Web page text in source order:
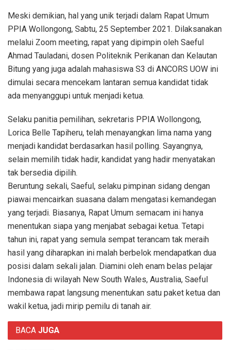
Meski demikian, hal yang unik terjadi dalam Rapat Umum
PPIA Wollongong, Sabtu, 25 September 2021. Dilaksanakan
melalui Zoom meeting, rapat yang dipimpin oleh Saeful
Ahmad Tauladani, dosen Politeknik Perikanan dan Kelautan
Bitung yang juga adalah mahasiswa S3 di ANCORS UOW ini
dimulai secara mencekam lantaran semua kandidat tidak
ada menyanggupi untuk menjadi ketua.
Selaku panitia pemilihan, sekretaris PPIA Wollongong,
Lorica Belle Tapiheru, telah menayangkan lima nama yang
menjadi kandidat berdasarkan hasil polling. Sayangnya,
selain memilih tidak hadir, kandidat yang hadir menyatakan
tak bersedia dipilih.
Beruntung sekali, Saeful, selaku pimpinan sidang dengan
piawai mencairkan suasana dalam mengatasi kemandegan
yang terjadi. Biasanya, Rapat Umum semacam ini hanya
menentukan siapa yang menjabat sebagai ketua. Tetapi
tahun ini, rapat yang semula sempat terancam tak meraih
hasil yang diharapkan ini malah berbelok mendapatkan dua
posisi dalam sekali jalan. Diamini oleh enam belas pelajar
Indonesia di wilayah New South Wales, Australia, Saeful
membawa rapat langsung menentukan satu paket ketua dan
wakil ketua, jadi mirip pemilu di tanah air.
BACA JUGA